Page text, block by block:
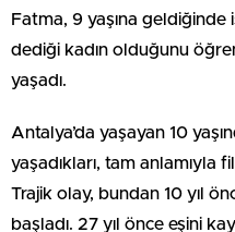
Fatma, 9 yaşına geldiğinde
dediği kadın olduğunu
yaşadı.
Antalya’da yaşayan 10
yaşadıkları, tam anlamıyla
Trajik olay, bundan 10 yıl
başladı. 27 yıl önce eşini